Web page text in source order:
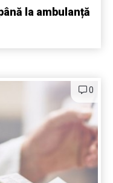
la ambulanță
0